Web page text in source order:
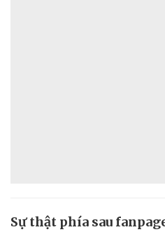
Sự thật phía sau